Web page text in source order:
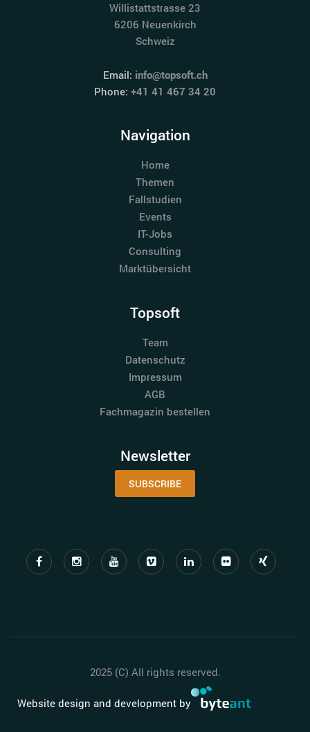
Willistattstrasse 23
6206 Neuenkirch
Schweiz
Email: info@topsoft.ch
Phone: +41 41 467 34 20
Navigation
Home
Themen
Fallstudien
Events
IT-Jobs
Consulting
Marktübersicht
Topsoft
Team
Datenschutz
Impressum
AGB
Fachmagazin bestellen
Newsletter
SUBSCRIBE
2025 (C) All rights reserved.
Website design and development by